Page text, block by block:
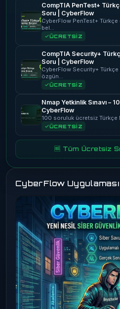
CompTIA PenTest+
Soru | CyberFlow
CyberFlow PenTest+
bel…
ÜCRETSİZ
CompTIA Security+
Soru | CyberFlow
CyberFlow Security+ Türkçe
özgün…
ÜCRETSİZ
Nmap Yetkinlik Sınavı –
CyberFlow
100 soruluk ücretsiz Türkçe
ÜCRETSİZ
🆓 Tüm Ücretsiz
CyberFlow Uygulaması